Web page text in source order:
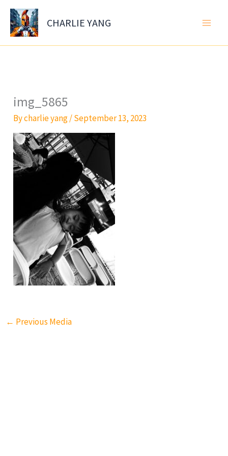
Skip
content
CHARLIE YANG
img_5865
Bycharlie yang/September 13, 2023
← Previous Media